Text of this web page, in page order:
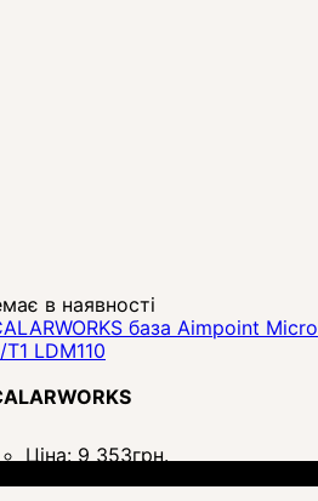
в наявності
база Aimpoint Micro
T1 LDM110
Ціна: 9 353грн.